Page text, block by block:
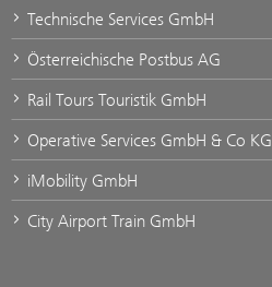
Technische Services GmbH
Österreichische Postbus AG
Rail Tours Touristik GmbH
Operative Services GmbH & Co KG
iMobility GmbH
City Airport Train GmbH